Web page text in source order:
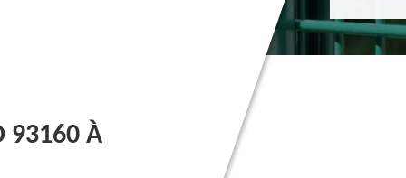
93160 À